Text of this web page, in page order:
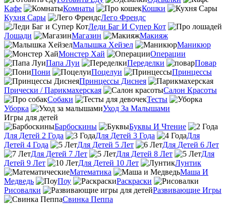
Кафе
Комнаты
Кошки
Кухня Сары
Лего Френдс
Леди Баг И Супер Кот
Лошади
Магазин
Макияж
Малышка Хейзел
Маникюр
Монстер Хай
Операции
Папа Луи
Переделки
Повар
Пони
Поцелуи
Принцессы
Принцессы Диснея
Прически / Парикмахерская
Салон Красоты
Собаки
Тесты
Уборка
Уход За Малышами
Игры для детей
Барбоскины
Буквы И Чтение
Для Детей 2 Года
Для Детей 3 Года
Для
Детей 4 Года
Для Детей 5 Лет
Для Детей 6 Лет
Для Детей 7 Лет
Для Детей 8 Лет
Для
Детей 9 Лет
Для Детей 10 Лет
Лунтик
Математика
Маша И
Медведь
Поу
Раскраски
Рисовалки
Развивающие Игры
Свинка Пеппа